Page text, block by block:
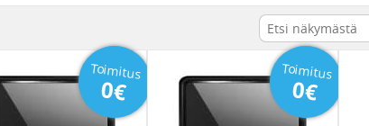
Toimitus
0€
Toimitus
0€